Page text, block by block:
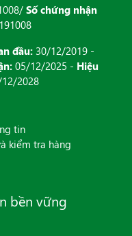
Số chứng nhận
đầu: 30/12/2019 -
05/12/2025 - Hiệu
2028
tin
kiểm tra hàng
bền vững